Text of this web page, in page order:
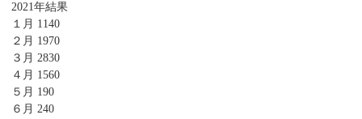
2021年結果
１月 1140
２月 1970
３月 2830
４月 1560
５月 190
６月 240